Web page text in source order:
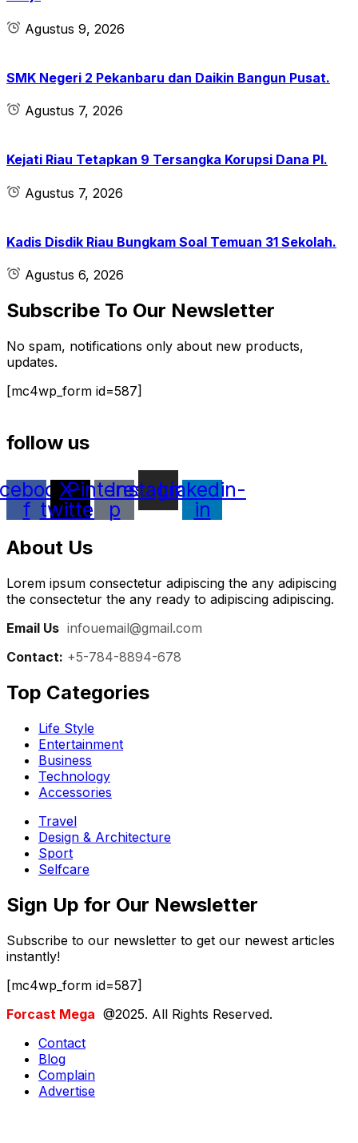
Agustus 9, 2026
SMK Negeri 2 Pekanbaru dan Daikin Bangun Pusat.
Agustus 7, 2026
Kejati Riau Tetapkan 9 Tersangka Korupsi Dana PI.
Agustus 7, 2026
Kadis Disdik Riau Bungkam Soal Temuan 31 Sekolah.
Agustus 6, 2026
Subscribe To Our Newsletter
No spam, notifications only about new products,
updates.
[mc4wp_form id=587]
follow us
f
X-
twitter
Pinterest-
p
Instagram
Linkedin-
in
About Us
Lorem ipsum consectetur adipiscing the any adipiscing
the consectetur the any ready to adipiscing adipiscing.
Email Us infouemail@gmail.com
Contact: +5-784-8894-678
Top Categories​
Life Style
Entertainment
Business
Technology
Accessories
Travel
Design & Architecture
Sport
Selfcare
Sign Up for Our Newsletter
Subscribe to our newsletter to get our newest articles
instantly!
[mc4wp_form id=587]
Forcast Mega @2025. All Rights Reserved.
Contact
Blog
Complain
Advertise